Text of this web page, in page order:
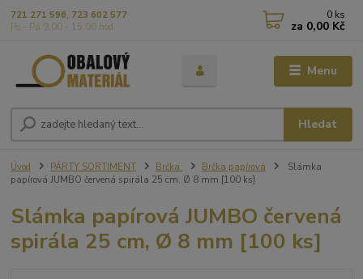
Menu
Hledat
721 271 596, 723 602 577
Po - Pá 9,00 - 15,00 hod
0 ks
za 0,00 Kč
Úvod PÁRTY SORTIMENT Brčka Brčka papírová
Slámka
papírová JUMBO červená spirála 25 cm, Ø 8 mm [100 ks]
Slámka papírová JUMBO červená
spirála 25 cm, Ø 8 mm [100 ks]